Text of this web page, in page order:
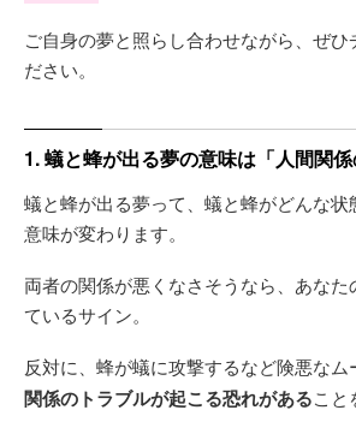
ご自身の夢と照らし合わせながら、ぜひ
ださい。
1. 蟻と蜂が出る夢の意味は「人間関係
蟻と蜂が出る夢って、蟻と蜂がどんな状
意味が変わります。
両者の関係が悪くなさそうなら、あなた
ているサイン。
反対に、蜂が蟻に攻撃するなど険悪なム
関係のトラブルが起こる恐れがあること